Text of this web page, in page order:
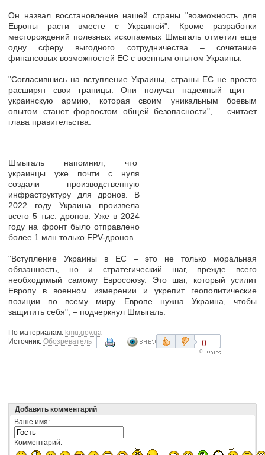
Он назвал восстановление нашей страны "возможность для
Европы расти вместе с Украиной". Кроме разработки
месторождений полезных ископаемых Шмыгаль отметил еще
одну сферу выгодного сотрудничества – сочетание
финансовых возможностей ЕС с военным опытом Украины.
"Согласившись на вступление Украины, страны ЕС не просто
расширят свои границы. Они получат надежный щит –
украинскую армию, которая своим уникальным боевым
опытом станет форпостом общей безопасности", – считает
глава правительства.
Шмыгаль напомнил, что
украинцы уже почти с нуля
создали производственную
инфраструктуру для дронов . В
2022 году Украина произвела
всего 5 тыс. дронов. Уже в 2024
году на фронт было отправлено
более 1 млн только FPV-дронов.
"Вступление Украины в ЕС – это не только моральная
обязанность, но и стратегический шаг, прежде всего
необходимый самому Евросоюзу. Это шаг, который усилит
Европу в военном измерении и укрепит геополитические
позиции по всему миру. Европе нужна Украина, чтобы
защитить себя", – подчеркнул Шмыгаль.
По материалам: kmu.gov.ua
Источник: Обозреватель 0
0
Добавить комментарий
Ваше имя:
Комментарий: